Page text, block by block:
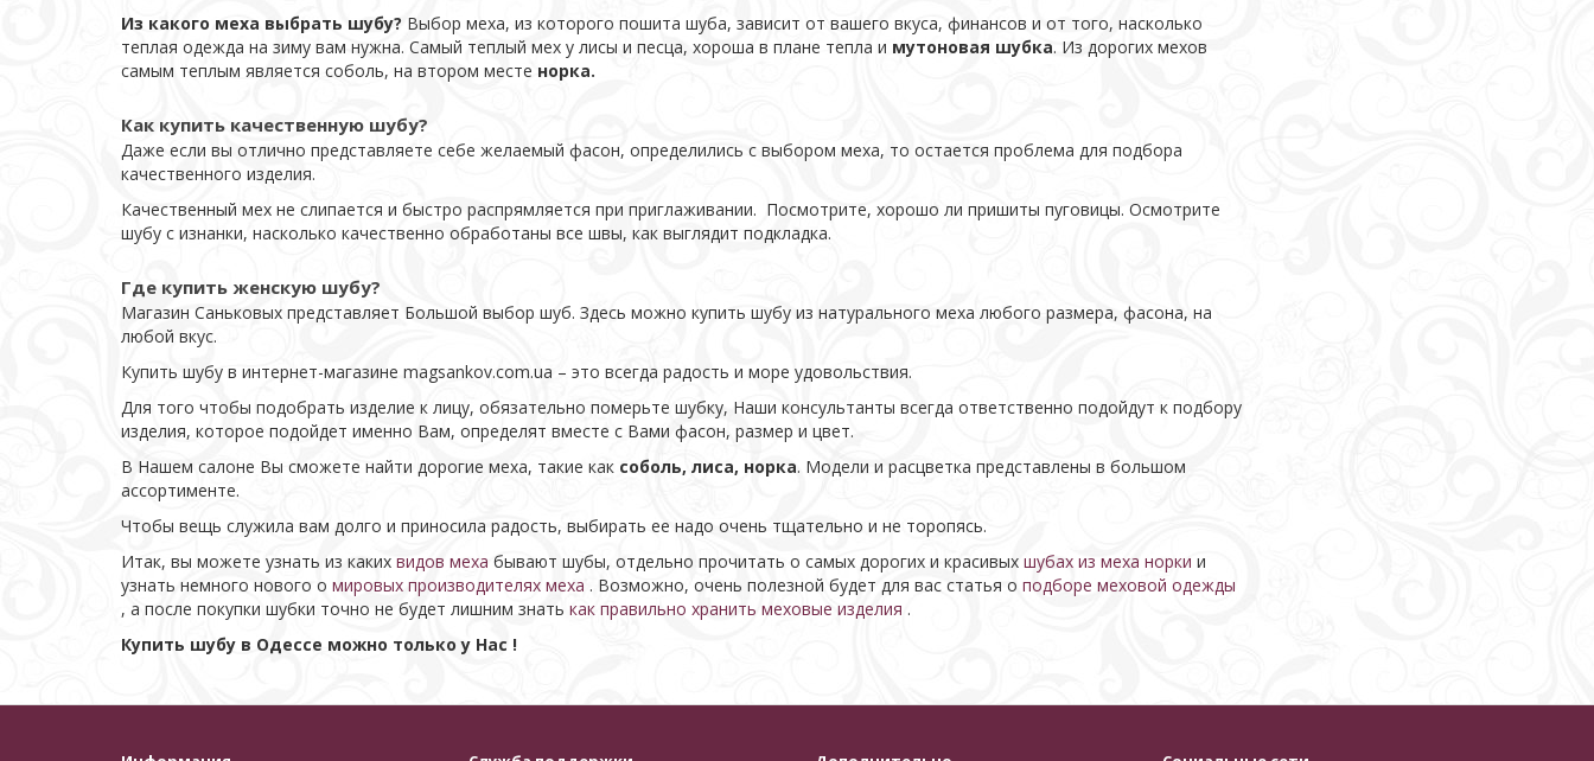
Из какого меха выбрать шубу? Выбор меха, из которого пошита шуба, зависит от вашего вкуса, финансов и от того, насколько
теплая одежда на зиму вам нужна. Самый теплый мех у лисы и песца, хороша в плане тепла и мутоновая шубка. Из дорогих мехов
самым теплым является соболь, на втором месте норка.
Как купить качественную шубу?
Даже если вы отлично представляете себе желаемый фасон, определились с выбором меха, то остается проблема для подбора
качественного изделия.
Качественный мех не слипается и быстро распрямляется при приглаживании. Посмотрите, хорошо ли пришиты пуговицы. Осмотрите
шубу с изнанки, насколько качественно обработаны все швы, как выглядит подкладка.
Где купить женскую шубу?
Магазин Саньковых представляет Большой выбор шуб. Здесь можно купить шубу из натурального меха любого размера, фасона, на
любой вкус.
Купить шубу в интернет-магазине magsankov.com.ua – это всегда радость и море удовольствия.
Для того чтобы подобрать изделие к лицу, обязательно померьте шубку, Наши консультанты всегда ответственно подойдут к подбору
изделия, которое подойдет именно Вам, определят вместе с Вами фасон, размер и цвет.
В Нашем салоне Вы сможете найти дорогие меха, такие как соболь, лиса, норка. Модели и расцветка представлены в большом
ассортименте.
Чтобы вещь служила вам долго и приносила радость, выбирать ее надо очень тщательно и не торопясь.
Итак, вы можете узнать из каких видов меха бывают шубы, отдельно прочитать о самых дорогих и красивых шубах из меха норки и
узнать немного нового о мировых производителях меха . Возможно, очень полезной будет для вас статья о подборе меховой одежды
, а после покупки шубки точно не будет лишним знать как правильно хранить меховые изделия .
Купить шубу в Одессе можно только у Нас !